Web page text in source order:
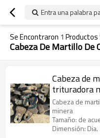
Entra una palabra
Se Encontraron 1 Productos
Cabeza De Martillo De
Cabeza de
trituradora
Cabeza de
minera
Tamaño: de
Dimensión: